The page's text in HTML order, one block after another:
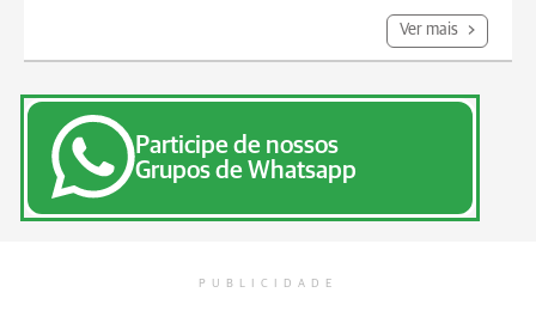
Ver mais
Participe de nossos
Grupos de Whatsapp
PUBLICIDADE